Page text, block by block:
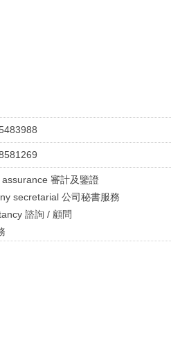
審計及鑒證
secretarial 公司秘書服務
諮詢 / 顧問